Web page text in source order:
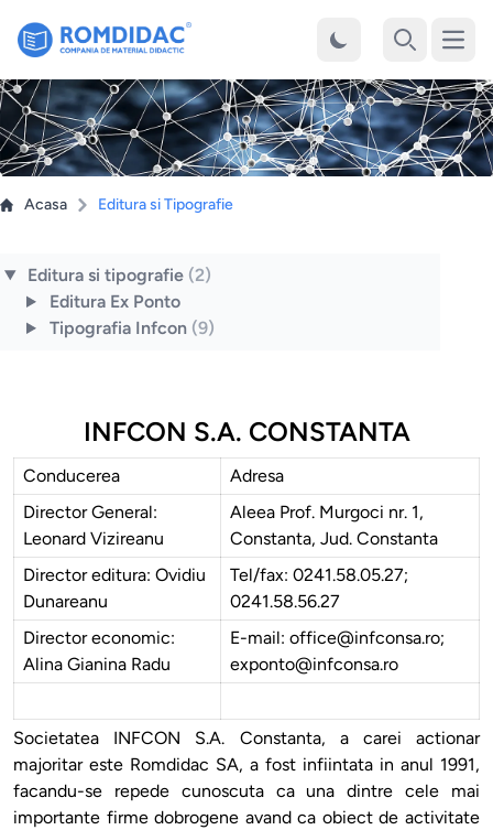
Acasa Editura si Tipografie
Editura si tipografie (2)
Editura Ex Ponto
Tipografia Infcon (9)
INFCON S.A. CONSTANTA
Conducerea
Adresa
Director General:
Leonard Vizireanu
Aleea Prof. Murgoci nr. 1,
Constanta, Jud. Constanta
Director editura: Ovidiu
Dunareanu
Tel/fax: 0241.58.05.27;
0241.58.56.27
Director economic:
Alina Gianina Radu
E-mail: office@infconsa.ro;
exponto@infconsa.ro
Societatea INFCON S.A. Constanta, a carei actionar
majoritar este Romdidac SA, a fost infiintata in anul 1991,
facandu-se repede cunoscuta ca una dintre cele mai
importante firme dobrogene avand ca obiect de activitate